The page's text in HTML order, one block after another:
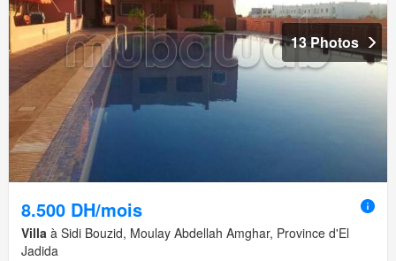
13 Photos
8.500 DH/mois
Villa à Sidi Bouzid, Moulay Abdellah Amghar, Province d'El
Jadida